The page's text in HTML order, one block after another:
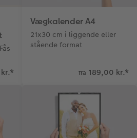
vægbillede
festkort
*
Vægkalender A4
21x30 cm i liggende eller
stående format
fra 189,00 kr.*